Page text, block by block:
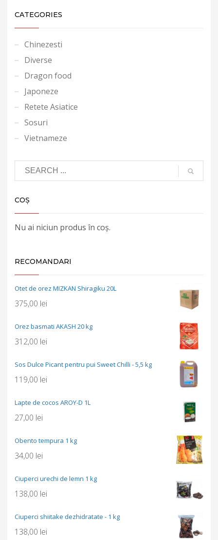
CATEGORIES
Chinezesti
Diverse
Dragon food
Japoneze
Retete Asiatice
Sosuri
Vietnameze
COȘ
Nu ai niciun produs în coș.
RECOMANDARI
Otet de orez MIZKAN Shiragiku 20L
375,00 lei
Orez basmati AKASH 20 kg
312,00 lei
Sos Dulce Picant pentru pui Sweet Chilli - 5,5 kg
119,00 lei
Lapte de cocos AROY-D 1L
27,00 lei
Obento tempura 1 kg
34,00 lei
Ciuperci urechi de lemn 1 kg
138,00 lei
Ciuperci shiitake dezhidratate - 1 kg
138,00 lei